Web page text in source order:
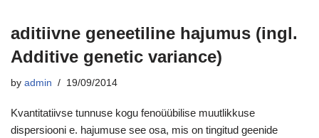
aditiivne geneetiline hajumus (ingl.
Additive genetic variance)
by admin 19/09/2014
Kvantitatiivse tunnuse kogu fenoüübilise muutlikkuse
dispersiooni e. hajumuse see osa, mis on tingitud geenide